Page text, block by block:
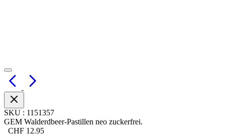
SKU : 1151357
GEM Walderdbeer-Pastillen neo zuckerfrei.
CHF 12.95